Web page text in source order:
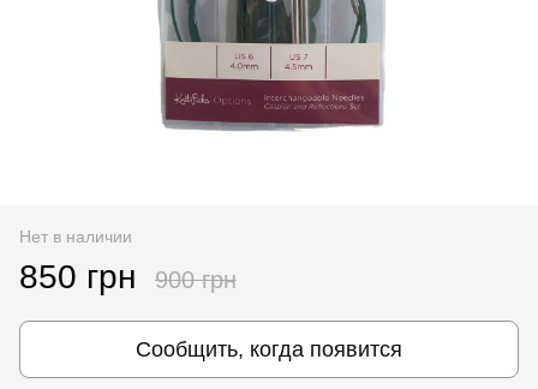
Нет в наличии
850 грн 900 грн
Сообщить, когда появится